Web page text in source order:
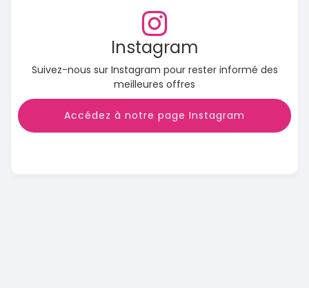
Instagram
Suivez-nous sur Instagram pour rester informé des
meilleures offres
Accédez à notre page Instagram